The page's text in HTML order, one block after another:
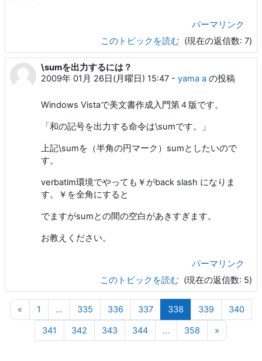
パーマリンク
このトピックを読む (現在の返信数: 7)
\sumを出力するには？
2009年 01月 26日(月曜日) 15:47 - yama a の投稿
Windows Vistaで美文書作成入門第４版です。
「和の記号を出力する命令は\sumです。」
上記\sumを（半角の円マーク）sumとしたいので
す。
verbatim環境でやっても￥がback slash になりま
す。￥を全角にすると
でますがsumとの間の空白があきすぎます。
お教えください。
パーマリンク
このトピックを読む (現在の返信数: 5)
« 前のページ
1 ページ 1
… 335 ページ 335
336ページ 336
337ページ 337
338 ページ 338
339ページ 339
340ペ
341 ページ 341
342 ページ 342
343ページ 343
344ページ 344
… 358 ページ 358
»